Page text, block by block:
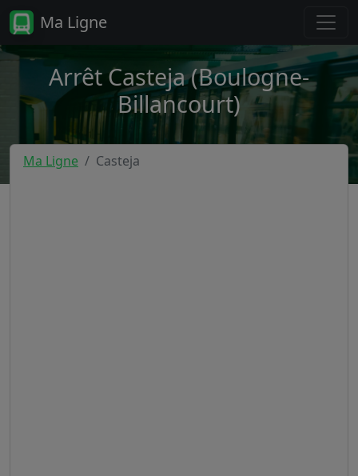
Ma Ligne
Arrêt Casteja (Boulogne-
Billancourt)
Ma Ligne Casteja